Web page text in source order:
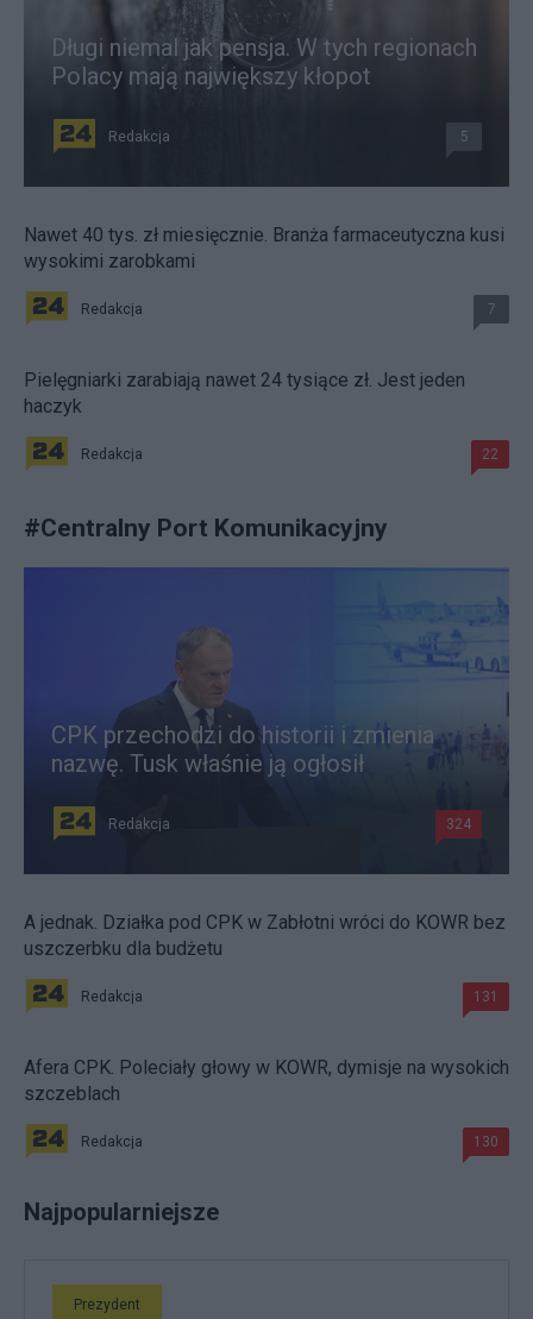
Długi niemal jak pensja. W tych regionach
Polacy mają największy kłopot
Redakcja 5
Nawet 40 tys. zł miesięcznie. Branża farmaceutyczna kusi
wysokimi zarobkami
Redakcja 7
Pielęgniarki zarabiają nawet 24 tysiące zł. Jest jeden
haczyk
Redakcja 22
#Centralny Port Komunikacyjny
CPK przechodzi do historii i zmienia
nazwę. Tusk właśnie ją ogłosił
Redakcja 324
A jednak. Działka pod CPK w Zabłotni wróci do KOWR bez
uszczerbku dla budżetu
Redakcja 131
Afera CPK. Poleciały głowy w KOWR, dymisje na wysokich
szczeblach
Redakcja 130
Najpopularniejsze
Prezydent